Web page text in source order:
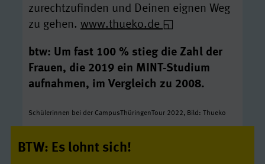
zurechtzufinden und Deinen eignen Weg
zu gehen. www.thueko.de
btw: Um fast 100 % stieg die Zahl der
Frauen, die 2019 ein MINT-Studium
aufnahmen, im Vergleich zu 2008.
Schülerinnen bei der CampusThüringenTour 2022, Bild: Thueko
BTW: Es lohnt sich!